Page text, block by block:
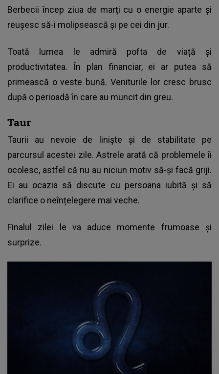
Berbecii încep ziua de marți cu o energie aparte și
reușesc să-i molipsească și pe cei din jur.
Toată lumea le admiră pofta de viață și
productivitatea. În plan financiar, ei ar putea să
primească o veste bună. Veniturile lor cresc brusc
după o perioadă în care au muncit din greu.
Taur
Taurii au nevoie de liniște și de stabilitate pe
parcursul acestei zile. Astrele arată că problemele îi
ocolesc, astfel că nu au niciun motiv să-și facă griji.
Ei au ocazia să discute cu persoana iubită și să
clarifice o neînțelegere mai veche.
Finalul zilei le va aduce momente frumoase și
surprize.